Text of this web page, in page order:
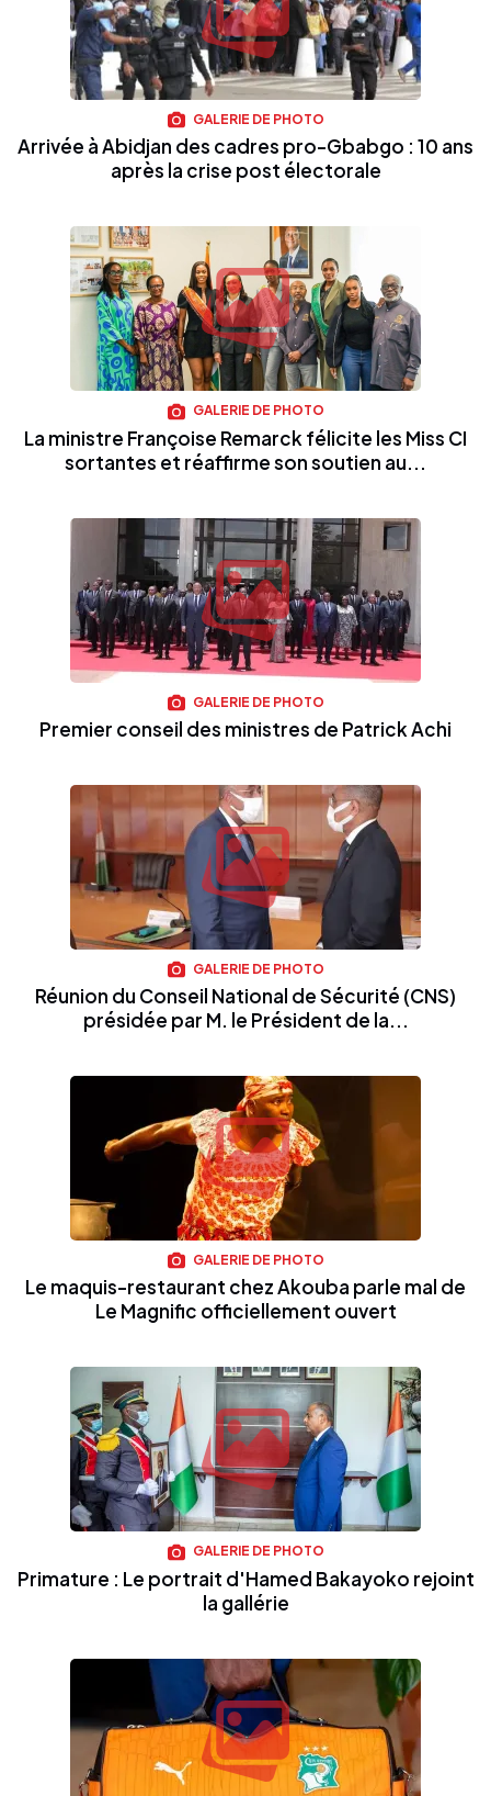
GALERIE DE PHOTO
Arrivée à Abidjan des cadres pro-Gbabgo : 10 ans
après la crise post électorale
GALERIE DE PHOTO
La ministre Françoise Remarck félicite les Miss CI
sortantes et réaffirme son soutien au...
GALERIE DE PHOTO
Premier conseil des ministres de Patrick Achi
GALERIE DE PHOTO
Réunion du Conseil National de Sécurité (CNS)
présidée par M. le Président de la...
GALERIE DE PHOTO
Le maquis-restaurant chez Akouba parle mal de
Le Magnific officiellement ouvert
GALERIE DE PHOTO
Primature : Le portrait d'Hamed Bakayoko rejoint
la gallérie